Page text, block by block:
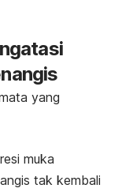
yang
muka
tak kembali